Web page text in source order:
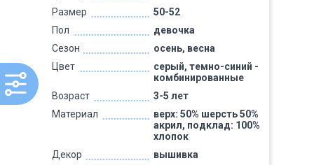
Размер
50-52
Пол
девочка
Сезон
осень, весна
Цвет
серый, темно-синий -
комбинированные
Возраст
3-5 лет
Материал
верх: 50% шерсть 50%
акрил, подклад: 100%
хлопок
Декор
вышивка